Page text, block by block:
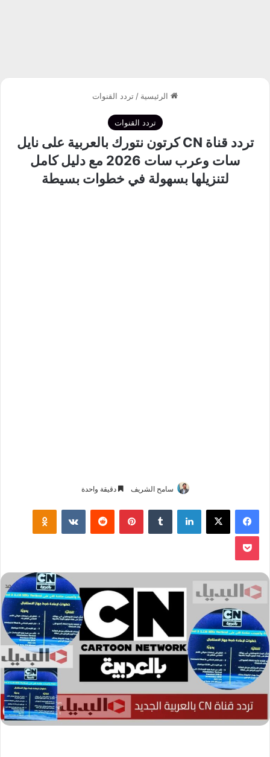
الرئيسية / تردد القنوات
تردد القنوات
تردد قناة CN كرتون نتورك بالعربية على نايل
سات وعرب سات 2026 مع دليل كامل
لتنزيلها بسهولة في خطوات بسيطة
سامح الشريف دقيقة واحدة
فيسبوك لينكدإن بينتيريست